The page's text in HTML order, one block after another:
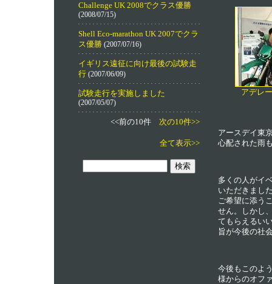
Challenge UK 2008でクラス優勝
(2008/07/15)
Shell Eco-marathon UK 2007でクラ
ス優勝(2007/07/16)
イギリス遠征に向け最後の試験走
行(2007/06/09)
試験走行を実施しました
(2007/05/07)
<<前の10件 次の10件>>
全て表示>>
アデレ
アースデイ東
心配された雨
多くの人がイ
いただきまし
ご希望に添う
せん。しかし
てもらえるい
旨が今後の社
今後もこのよ
様からのオフ